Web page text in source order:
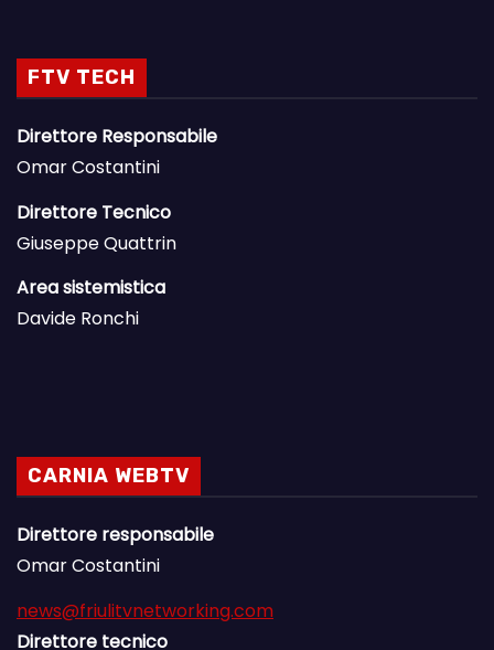
FTV TECH
Direttore Responsabile
Omar Costantini
Direttore Tecnico
Giuseppe Quattrin
Area sistemistica
Davide Ronchi
CARNIA WEBTV
Direttore responsabile
Omar Costantini
news@friulitvnetworking.com
Direttore tecnico